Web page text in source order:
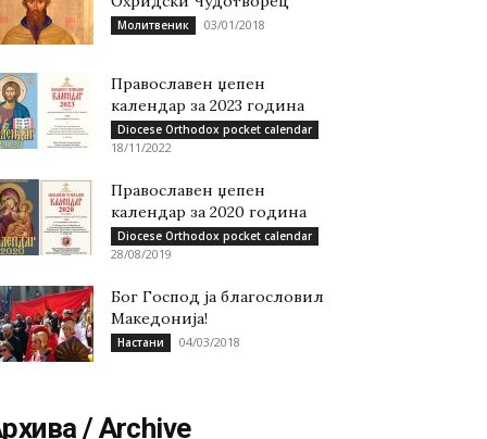
Молитвеник 03/01/2018
Православен џепен
календар за 2023 година
Diocese Orthodox pocket calendar
18/11/2022
Православен џепен
календар за 2020 година
Diocese Orthodox pocket calendar
28/08/2019
Бог Господ ја благословил
Македонија!
Настани 04/03/2018
/ Archive